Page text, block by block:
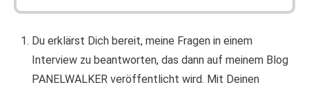
Du erklärst Dich bereit, meine Fragen in einem
Interview zu beantworten, das dann auf meinem Blog
PANELWALKER veröffentlicht wird. Mit Deinen